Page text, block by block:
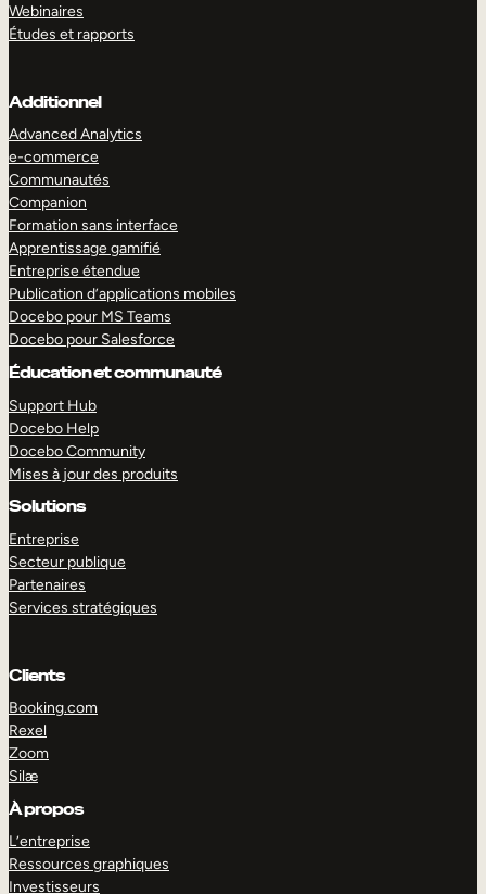
Webinaires
Études et rapports
Additionnel
Advanced Analytics
e-commerce
Communautés
Companion
Formation sans interface
Apprentissage gamifié
Entreprise étendue
Publication d’applications mobiles
Docebo pour MS Teams
Docebo pour Salesforce
Éducation et communauté
Support Hub
Docebo Help
Docebo Community
Mises à jour des produits
Solutions
Entreprise
Secteur publique
Partenaires
Services stratégiques
Clients
Booking.com
Rexel
Zoom
Silæ
À propos
L’entreprise
Ressources graphiques
Investisseurs